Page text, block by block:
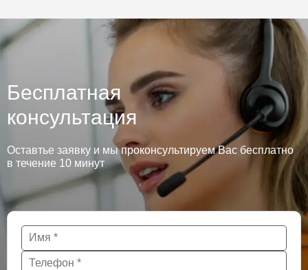
Бесплатная
консультация
Оставтье заявку и мы проконсультируем Вас бесплатно
в течение 10 минут